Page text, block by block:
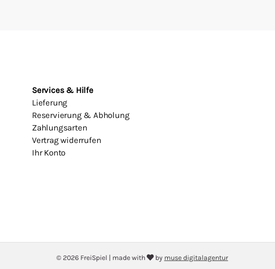
Services & Hilfe
Lieferung
Reservierung & Abholung
Zahlungsarten
Vertrag widerrufen
Ihr Konto
© 2026 FreiSpiel made with by muse digitalagentur